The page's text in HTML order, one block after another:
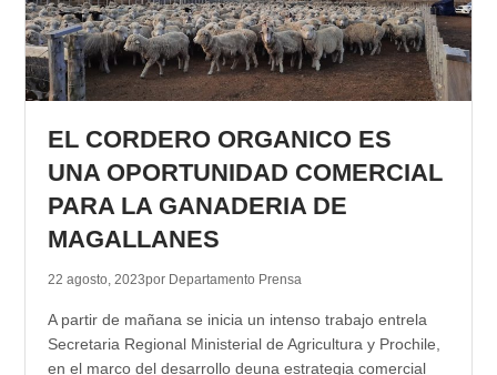
EL CORDERO ORGANICO ES
UNA OPORTUNIDAD COMERCIAL
PARA LA GANADERIA DE
MAGALLANES
22 agosto, 2023por Departamento Prensa
A partir de mañana se inicia un intenso trabajo entrela
Secretaria Regional Ministerial de Agricultura y Prochile,
en el marco del desarrollo deuna estrategia comercial